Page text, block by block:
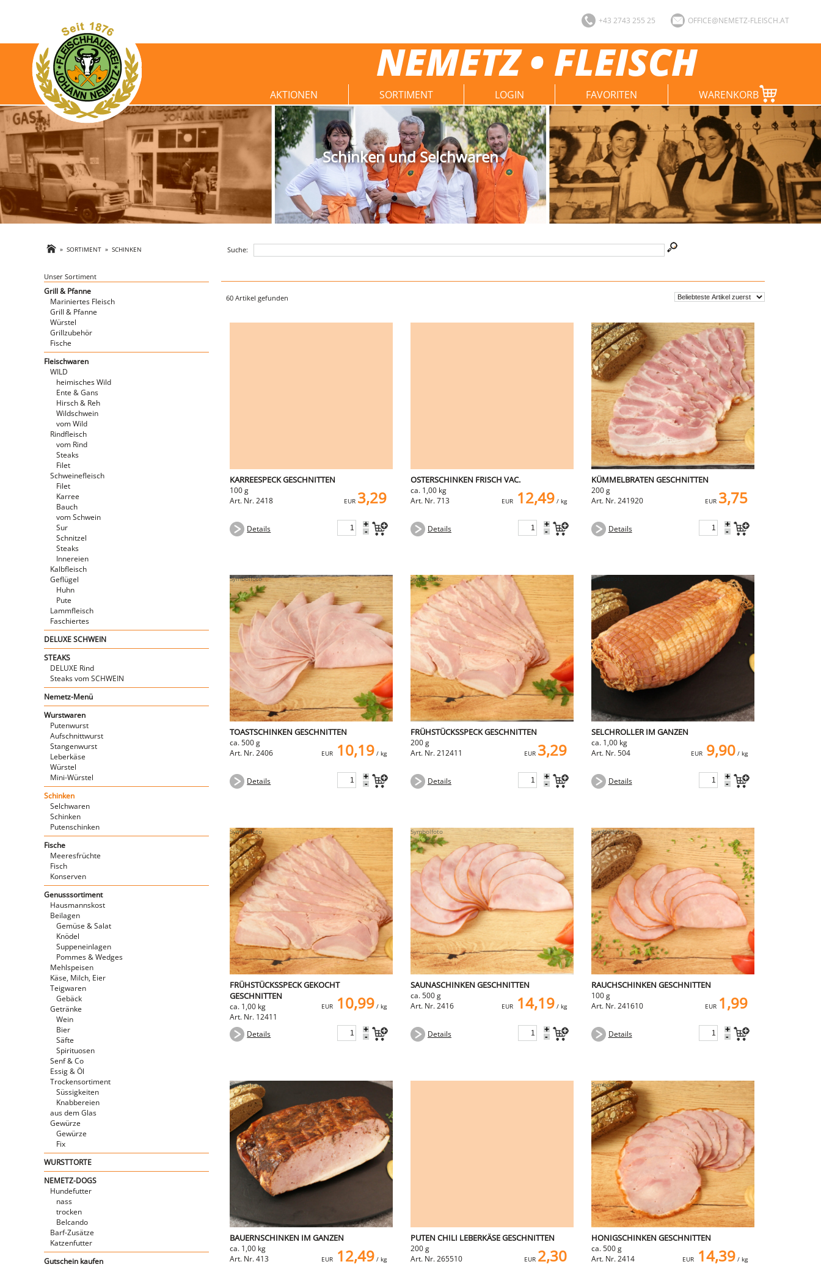
NEMETZ • FLEISCH
+43 2743 255 25 OFFICE@NEMETZ-FLEISCH.AT
AKTIONEN SORTIMENT LOGIN FAVORITEN WARENKORB
Schinken und Selchwaren
»SORTIMENT »SCHINKEN Suche:
Unser Sortiment
Grill & Pfanne
Mariniertes Fleisch
Grill & Pfanne
Würstel
Grillzubehör
Fische
Fleischwaren
WILD
heimisches Wild
Ente & Gans
Hirsch & Reh
Wildschwein
vom Wild
Rindfleisch
vom Rind
Steaks
Filet
Schweinefleisch
Filet
Karree
Bauch
vom Schwein
Sur
Schnitzel
Steaks
Innereien
Kalbfleisch
Geflügel
Huhn
Pute
Lammfleisch
Faschiertes
DELUXE SCHWEIN
STEAKS
DELUXE Rind
Steaks vom SCHWEIN
Nemetz-Menü
Wurstwaren
Putenwurst
Aufschnittwurst
Stangenwurst
Leberkäse
Würstel
Mini-Würstel
Schinken
Selchwaren
Schinken
Putenschinken
Fische
Meeresfrüchte
Fisch
Konserven
Genusssortiment
Hausmannskost
Beilagen
Gemüse & Salat
Knödel
Suppeneinlagen
Pommes & Wedges
Mehlspeisen
Käse, Milch, Eier
Teigwaren
Gebäck
Getränke
Wein
Bier
Säfte
Spirituosen
Senf & Co
Essig & Öl
Trockensortiment
Süssigkeiten
Knabbereien
aus dem Glas
Gewürze
Gewürze
Fix
WURSTTORTE
NEMETZ-DOGS
Hundefutter
nass
trocken
Belcando
Barf-Zusätze
Katzenfutter
Gutschein kaufen
60 Artikel gefunden
KARREESPECK GESCHNITTEN
100 g
Art. Nr. 2418
EUR 3,29
Details +
-
OSTERSCHINKEN FRISCH VAC.
ca. 1,00 kg
Art. Nr. 713
EUR 12,49 / kg
Details +
-
KÜMMELBRATEN GESCHNITTEN
200 g
Art. Nr. 241920
EUR 3,75
Details +
-
TOASTSCHINKEN GESCHNITTEN
ca. 500 g
Art. Nr. 2406
EUR 10,19/ kg
Details +
-
FRÜHSTÜCKSSPECK GESCHNITTEN
200 g
Art. Nr. 212411
EUR 3,29
Details +
-
SELCHROLLER IM GANZEN
ca. 1,00 kg
Art. Nr. 504
EUR 9,90/ kg
Details +
-
FRÜHSTÜCKSSPECK GEKOCHT
GESCHNITTEN
ca. 1,00 kg
Art. Nr. 12411
EUR 10,99/ kg
Details +
-
SAUNASCHINKEN GESCHNITTEN
ca. 500 g
Art. Nr. 2416
EUR 14,19 / kg
Details +
-
RAUCHSCHINKEN GESCHNITTEN
100 g
Art. Nr. 241610
EUR 1,99
Details +
-
BAUERNSCHINKEN IM GANZEN
ca. 1,00 kg
Art. Nr. 413
EUR 12,49/ kg
PUTEN CHILI LEBERKÄSE GESCHNITTEN
200 g
Art. Nr. 265510
EUR 2,30
HONIGSCHINKEN GESCHNITTEN
ca. 500 g
Art. Nr. 2414
EUR 14,39/ kg